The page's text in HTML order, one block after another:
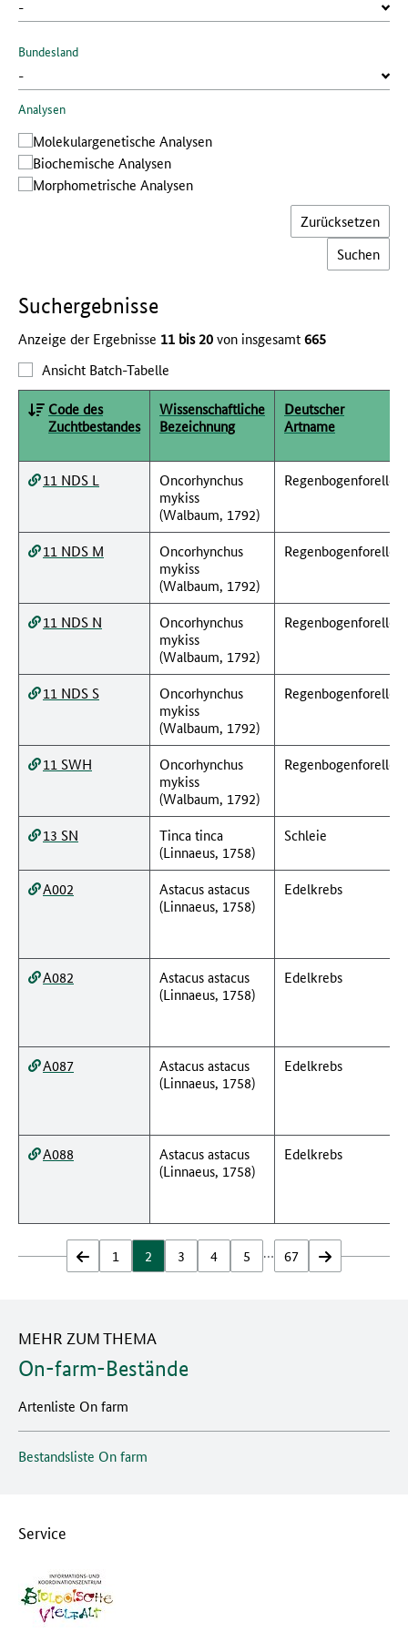
Bundesland
Analysen
Molekular­genetische Analysen
Bio­chemische Analysen
Morphometrische Analysen
Zurücksetzen
Such­ergebnisse
Anzeige der Ergebnisse 11 bis 20von insgesamt665
Ansicht Batch-Tabelle
Code des
Zuchtbestandes
Wissenschaftliche
Bezeichnung
Deutscher
Artname
11 NDS L
Oncorhynchus
mykiss
(Walbaum, 1792)
Regenbogenforelle
11 NDS M
Oncorhynchus
mykiss
(Walbaum, 1792)
Regenbogenforelle
11 NDS N
Oncorhynchus
mykiss
(Walbaum, 1792)
Regenbogenforelle
11 NDS S
Oncorhynchus
mykiss
(Walbaum, 1792)
Regenbogenforelle
11 SWH
Oncorhynchus
mykiss
(Walbaum, 1792)
Regenbogenforelle
13 SN
Tinca tinca
(Linnaeus, 1758)
Schleie
A002
Astacus astacus
(Linnaeus, 1758)
Edelkrebs
A082
Astacus astacus
(Linnaeus, 1758)
Edelkrebs
A087
Astacus astacus
(Linnaeus, 1758)
Edelkrebs
A088
Astacus astacus
(Linnaeus, 1758)
Edelkrebs
zurück
1 2 3 4 5 … 67 vor
MEHR ZUM THEMA
On-farm-Bestände
Artenliste On farm
Bestandsliste On farm
Service